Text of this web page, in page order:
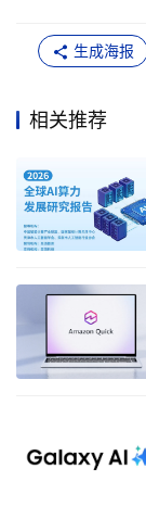
强化动态特
2
Midjourney V1
美学驱动的普惠
与MiniMax的
切入市场。其视
持用户通过"图
频，并提供自
模型创新性地
秒素材，单位
生成海报
相关推荐